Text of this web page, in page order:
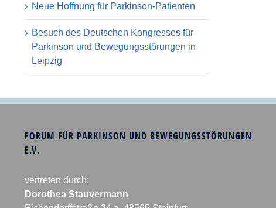
Neue Hoffnung für Parkinson-Patienten
Besuch des Deutschen Kongresses für
Parkinson und Bewegungsstörungen in
Leipzig
FORUM FÜR PARKINSON UND BEWEGUNGSSTÖRUNGEN
E.V.
vertreten durch:
Dorothea Stauvermann